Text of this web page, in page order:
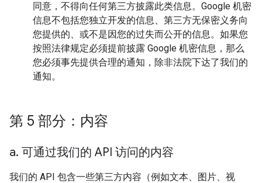
同意，不得向任何第三方披露此类信息。Google 机密
信息不包括您独立开发的信息、第三方无保密义务向
您提供的、或不是因您的过失而公开的信息。如果您
按照法律规定必须提前披露 Google 机密信息，那么
您必须事先提供合理的通知，除非法院下达了我们的
通知。
第 5 部分：内容
a. 可通过我们的 API 访问的内容
我们的 API 包含一些第三方内容（例如文本、图片、视